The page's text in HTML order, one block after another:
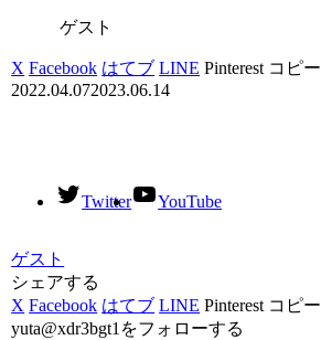
ゲスト
X Facebook はてブ LINE Pinterest コピー
2022.04.072023.06.14
Twitter YouTube
ゲスト
シェアする
X Facebook はてブ LINE Pinterest コピー
yuta@xdr3bgt1をフォローする